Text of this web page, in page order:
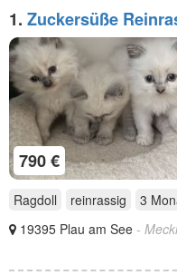
1. Zuckersüße
suchen
790 €
Ragdoll reinrassig 3
19395 Plau am See -